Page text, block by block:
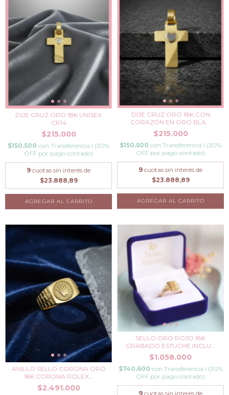
DIJE CRUZ ORO 18K UNISEX
CR14
$215.000
$150.500 con Transferencia I (30%
OFF por pago contado)
9 cuotas sin interés de
$23.888,89
DIJE CRUZ ORO 18K CON
CORAZÓN EN ORO BLA...
$215.000
$150.500 con Transferencia I (30%
OFF por pago contado)
9 cuotas sin interés de
$23.888,89
ANILLO SELLO CORONA ORO
18K CORONA ROLEX...
$2.491.000
SELLO ORO ROJO 18K
GRABADO ESTUCHE INCLU...
$1.058.000
$740.600 con Transferencia I (30%
OFF por pago contado)
9 cuotas sin interés de